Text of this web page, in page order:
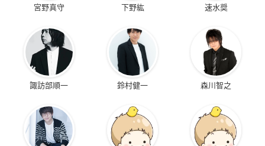
宮野真守 下野紘 速水奨
諏訪部順一 鈴村健一 森川智之